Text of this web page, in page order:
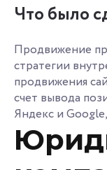
Что было
Продвижение
стратегии
продвижения
счет вывода
Яндекс и